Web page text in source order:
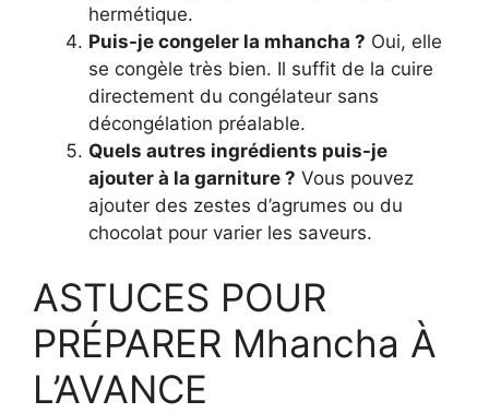
hermétique.
Puis-je congeler la mhancha ? Oui, elle
se congèle très bien. Il suffit de la cuire
directement du congélateur sans
décongélation préalable.
Quels autres ingrédients puis-je
ajouter à la garniture ? Vous pouvez
ajouter des zestes d’agrumes ou du
chocolat pour varier les saveurs.
ASTUCES POUR
PRÉPARER Mhancha À
L’AVANCE